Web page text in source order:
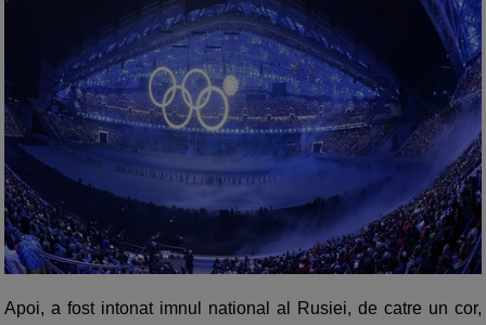
Apoi, a fost intonat imnul national al Rusiei, de catre un cor,